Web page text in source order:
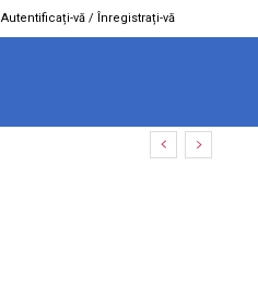
Autentificați-vă / Înregistrați-vă